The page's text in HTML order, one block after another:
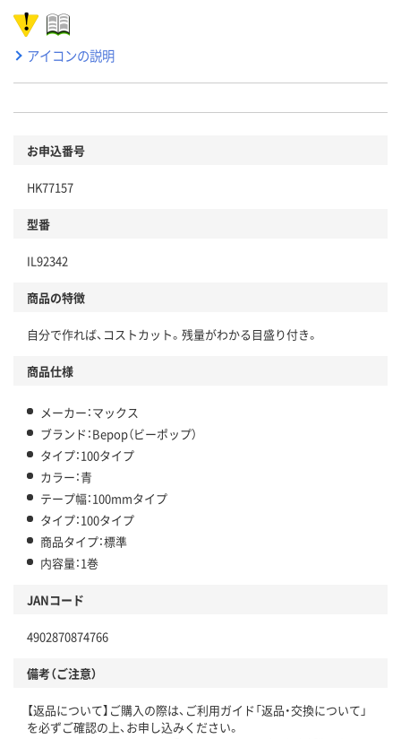
アイコンの説明
お申込番号
HK77157
型番
IL92342
商品の特徴
自分で作れば、コストカット。残量がわかる目盛り付き。
商品仕様
メーカー：マックス
ブランド：Bepop（ビーポップ）
タイプ：100タイプ
カラー：青
テープ幅：100mmタイプ
タイプ：100タイプ
商品タイプ：標準
内容量：1巻
JANコード
4902870874766
備考（ご注意）
【返品について】ご購入の際は、ご利用ガイド「返品・交換について」
を必ずご確認の上、お申し込みください。